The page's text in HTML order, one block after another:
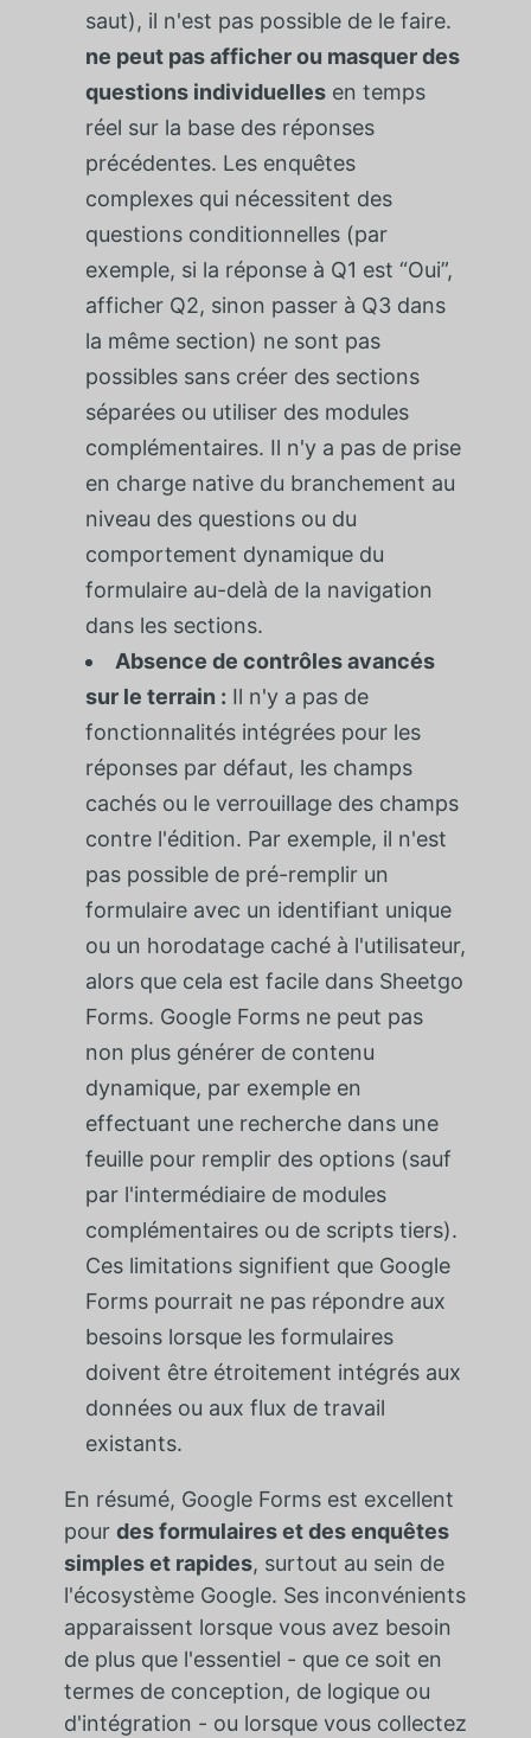
saut), il n'est pas possible de le faire.
ne peut pas afficher ou masquer des
questions individuellesen temps
réel sur la base des réponses
précédentes. Les enquêtes
complexes qui nécessitent des
questions conditionnelles (par
exemple, si la réponse à Q1 est “Oui”,
afficher Q2, sinon passer à Q3 dans
la même section) ne sont pas
possibles sans créer des sections
séparées ou utiliser des modules
complémentaires. Il n'y a pas de prise
en charge native du branchement au
niveau des questions ou du
comportement dynamique du
formulaire au-delà de la navigation
dans les sections.
Absence de contrôles avancés
sur le terrain : Il n'y a pas de
fonctionnalités intégrées pour les
réponses par défaut, les champs
cachés ou le verrouillage des champs
contre l'édition. Par exemple, il n'est
pas possible de pré-remplir un
formulaire avec un identifiant unique
ou un horodatage caché à l'utilisateur,
alors que cela est facile dans Sheetgo
Forms. Google Forms ne peut pas
non plus générer de contenu
dynamique, par exemple en
effectuant une recherche dans une
feuille pour remplir des options (sauf
par l'intermédiaire de modules
complémentaires ou de scripts tiers).
Ces limitations signifient que Google
Forms pourrait ne pas répondre aux
besoins lorsque les formulaires
doivent être étroitement intégrés aux
données ou aux flux de travail
existants.
En résumé, Google Forms est excellent
pour des formulaires et des enquêtes
simples et rapides, surtout au sein de
l'écosystème Google. Ses inconvénients
apparaissent lorsque vous avez besoin
de plus que l'essentiel - que ce soit en
termes de conception, de logique ou
d'intégration - ou lorsque vous collectez